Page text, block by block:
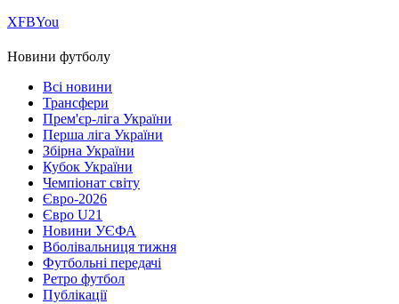
ХFBYou
Новини футболу
Всі новини
Трансфери
Прем'єр-ліга України
Перша ліга України
Збірна України
Кубок України
Чемпіонат світу
Євро-2026
Євро U21
Новини УЄФА
Вболівальниця тижня
Футбольні передачі
Ретро футбол
Публікації